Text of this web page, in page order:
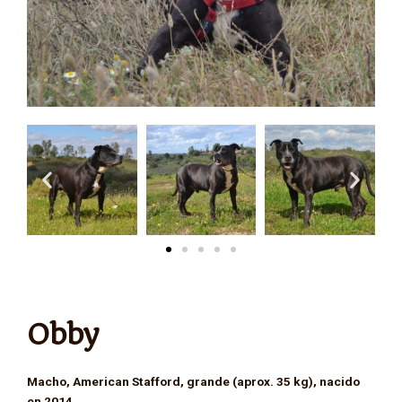
Obby
Macho, American Stafford, grande (aprox. 35 kg), nacido